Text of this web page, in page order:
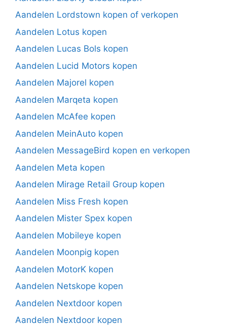
Aandelen Lordstown kopen of verkopen
Aandelen Lotus kopen
Aandelen Lucas Bols kopen
Aandelen Lucid Motors kopen
Aandelen Majorel kopen
Aandelen Marqeta kopen
Aandelen McAfee kopen
Aandelen MeinAuto kopen
Aandelen MessageBird kopen en verkopen
Aandelen Meta kopen
Aandelen Mirage Retail Group kopen
Aandelen Miss Fresh kopen
Aandelen Mister Spex kopen
Aandelen Mobileye kopen
Aandelen Moonpig kopen
Aandelen MotorK kopen
Aandelen Netskope kopen
Aandelen Nextdoor kopen
Aandelen Nextdoor kopen